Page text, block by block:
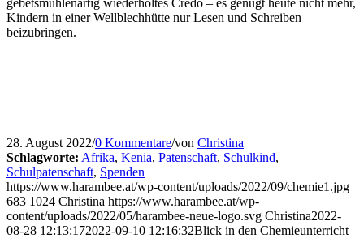
gebetsmühlenartig wiederholtes Credo – es genügt heute nicht mehr,
Kindern in einer Wellblechhütte nur Lesen und Schreiben
beizubringen.
28. August 2022/0 Kommentare/von Christina
Schlagworte: Afrika, Kenia, Patenschaft, Schulkind,
Schulpatenschaft, Spenden
https://www.harambee.at/wp-content/uploads/2022/09/chemie1.jpg
683 1024 Christina https://www.harambee.at/wp-
content/uploads/2022/05/harambee-neue-logo.svg Christina2022-
08-28 12:13:172022-09-10 12:16:32Blick in den Chemieunterricht